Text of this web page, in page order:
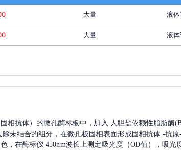
大量 液
大量 液
相抗体）的微孔酶标板中，加入 人胆盐依赖性脂肪酶
除未结合的组分，在微孔板固相表面形成固相抗体 -抗原
在酶标仪 450nm波长上测定吸光度（OD值），吸光